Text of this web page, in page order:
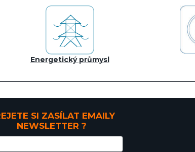
Energetický průmysl
SI ZASÍLAT EMAILY
NEWSLETTER ?